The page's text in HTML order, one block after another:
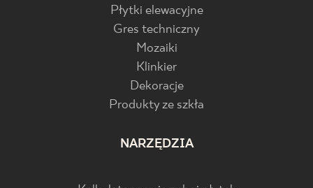
Płytki elewacyjne
Gres techniczny
Mozaiki
Klinkier
Dekoracje
Produkty ze szkła
NARZĘDZIA